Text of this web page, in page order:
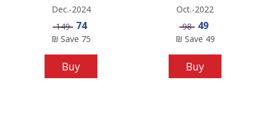
Oct.-2022
Sale price
49
Price
98
Save 49
₪
Buy
Dec.-2024
Sale price
74
Price
149
Save 75
₪
Buy